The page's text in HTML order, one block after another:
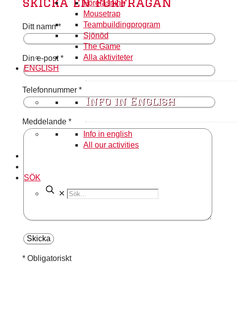
Föreläsning
Mousetrap
Teambuildingprogram
Sjönöd
The Game
Alla aktiviteter
ENGLISH
Info in English
Info in english
All our activities
SÖK
✕
Ditt namn *
Din e-post *
Telefonnummer *
Meddelande *
* Obligatoriskt